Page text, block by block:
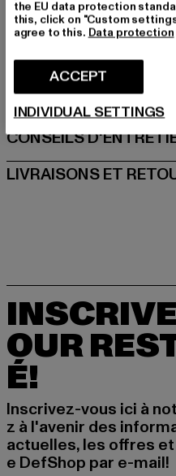
Fabricant: United People
TAILLE
CONSEILS
LIVRAISONS ET
OUR
É!
Inscrivez-vous ici à
z à l'avenir des
actuelles, les offres
e DefShop par e-mail!
the EU data protection
this, click on "Custom
agree to this. Data protection
ACCEPT
INDIVIDUAL SETTINGS